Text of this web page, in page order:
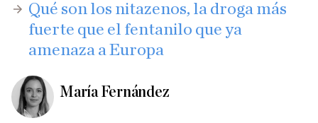
​Qué son los nitazenos, la droga más
fuerte que el fentanilo que ya
amenaza a Europa
María Fernández